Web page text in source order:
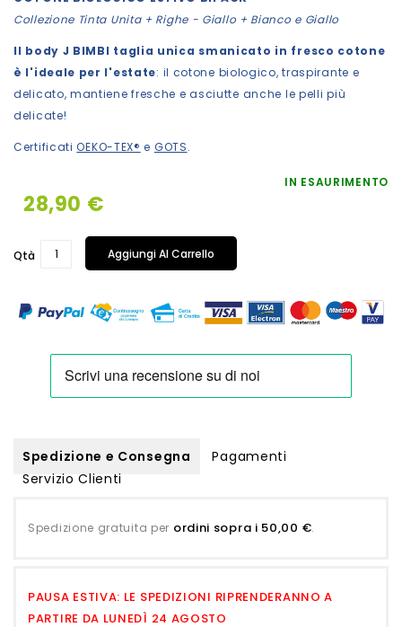
Spedizione e Consegna
Pagamenti
Servizio Clienti
Spedizione gratuita per ordini sopra i 50,00 €.
PAUSA ESTIVA: LE SPEDIZIONI RIPRENDERANNO A
PARTIRE DA LUNEDÌ 24 AGOSTO
Collezione Tinta Unita + Righe - Giallo + Bianco e Giallo
Il body J BIMBI taglia unica smanicato in fresco cotone
è l'ideale per l'estate: il cotone biologico, traspirante e
delicato, mantiene fresche e asciutte anche le pelli più
delicate!
CertificatiOEKO-TEX® e GOTS.
IN ESAURIMENTO
28,90 €
Qtà Aggiungi Al Carrello